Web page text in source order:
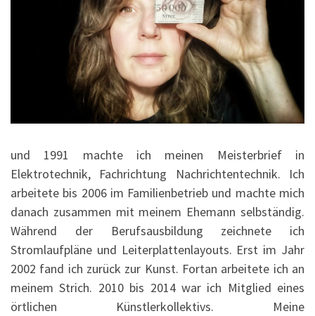
und 1991 machte ich meinen Meisterbrief in
Elektrotechnik, Fachrichtung Nachrichtentechnik. Ich
arbeitete bis 2006 im Familienbetrieb und machte mich
danach zusammen mit meinem Ehemann selbständig.
Während der Berufsausbildung zeichnete ich
Stromlaufpläne und Leiterplattenlayouts. Erst im Jahr
2002 fand ich zurück zur Kunst. Fortan arbeitete ich an
meinem Strich. 2010 bis 2014 war ich Mitglied eines
örtlichen Künstlerkollektivs. Meine